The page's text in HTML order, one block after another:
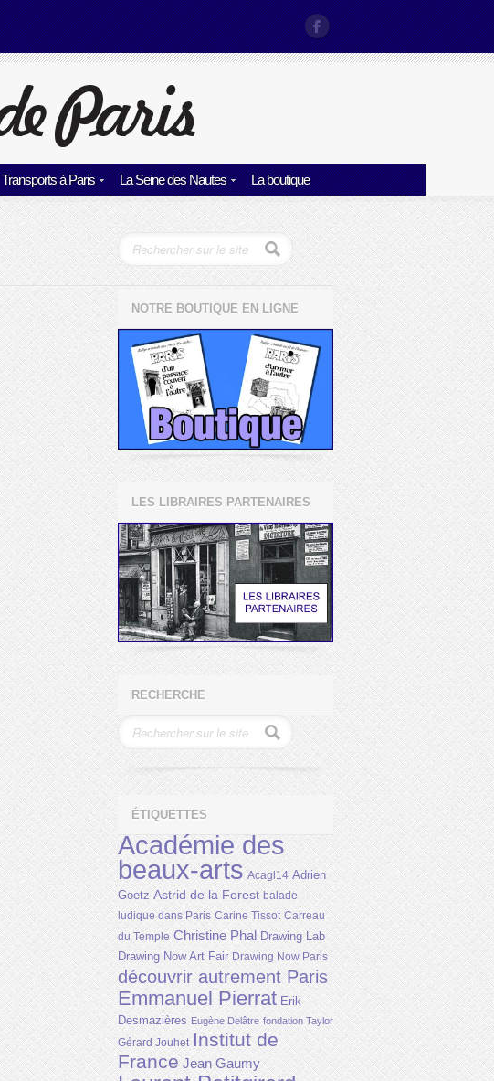
Transports à Paris La Seine des Nautes La boutique
NOTRE BOUTIQUE EN LIGNE
LES LIBRAIRES PARTENAIRES
RECHERCHE
ÉTIQUETTES
Académie des
beaux-arts Acagl14 Adrien
Goetz Astrid de la Forest balade
ludique dans Paris Carine Tissot Carreau
du Temple Christine Phal Drawing Lab
Drawing Now Art Fair Drawing Now Paris
découvrir autrement Paris
Emmanuel Pierrat Erik
Desmazières Eugène Delâtre fondation Taylor
Gérard Jouhet Institut de
France Jean Gaumy